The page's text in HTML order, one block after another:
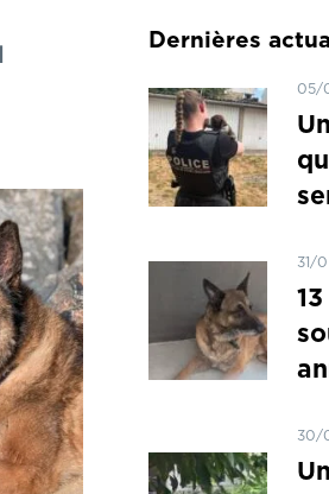
Dernières
05/
31/
30/